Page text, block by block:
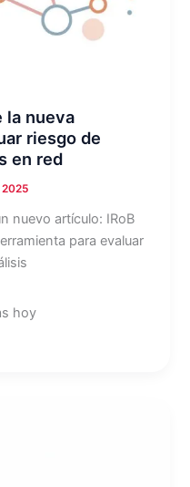
la nueva
riesgo de
en red
nuevo artículo: IRoB
para evaluar
hoy